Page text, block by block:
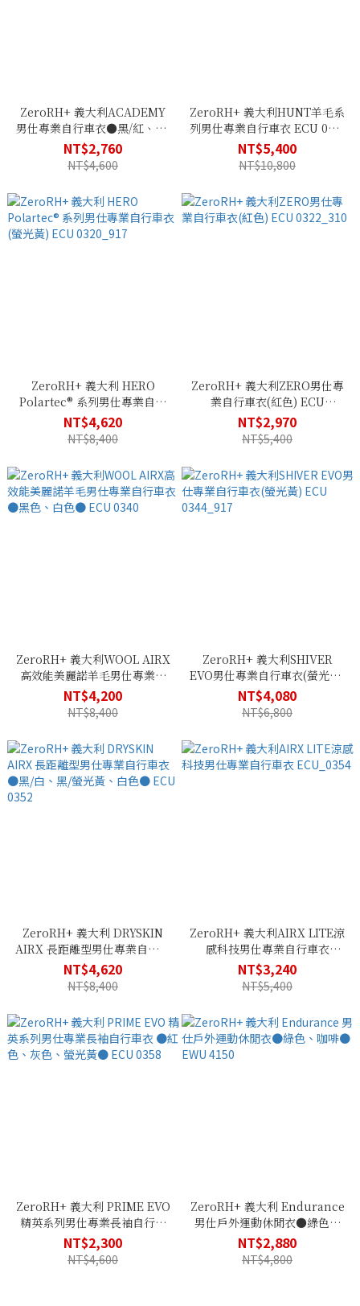
ZeroRH+ 義大利ACADEMY
男仕專業自行車衣●黑/紅、黑/
螢光黃、紅、黑、白●
ECU_0306
NT$2,760
NT$4,600
ZeroRH+ 義大利HUNT羊毛系
列男仕專業自行車衣 ECU 0317
(可搭配CHALLENGE系列)
NT$5,400
NT$10,800
ZeroRH+ 義大利 HERO
Polartec® 系列男仕專業自行
車衣(螢光黃) ECU 0320_917
NT$4,620
NT$8,400
ZeroRH+ 義大利ZERO男仕專
業自行車衣(紅色) ECU
0322_310
NT$2,970
NT$5,400
ZeroRH+ 義大利WOOL AIRX
高效能美麗諾羊毛男仕專業自
行車衣 ●黑色、白色● ECU
0340
NT$4,200
NT$8,400
ZeroRH+ 義大利SHIVER
EVO男仕專業自行車衣(螢光黃)
ECU 0344_917
NT$4,080
NT$6,800
ZeroRH+ 義大利 DRYSKIN
AIRX 長距離型男仕專業自行車
衣 ●黑/白、黑/螢光黃、白色
● ECU 0352
NT$4,620
NT$8,400
ZeroRH+ 義大利AIRX LITE涼
感科技男仕專業自行車衣
ECU_0354
NT$3,240
NT$5,400
ZeroRH+ 義大利 PRIME EVO
精英系列男仕專業長袖自行車
衣 ●紅色、灰色、螢光黃●
ECU 0358
NT$2,300
NT$4,600
ZeroRH+ 義大利 Endurance
男仕戶外運動休閒衣●綠色、
咖啡● EWU 4150
NT$2,880
NT$4,800